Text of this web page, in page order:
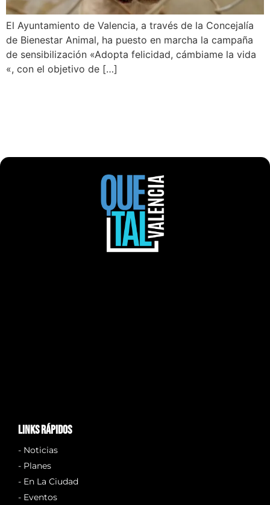
El Ayuntamiento de Valencia, a través de la Concejalía
de Bienestar Animal, ha puesto en marcha la campaña
de sensibilización «Adopta felicidad, cámbiame la vida
«, con el objetivo de […]
links rápidos
- Noticias
- Planes
- En La Ciudad
- Eventos